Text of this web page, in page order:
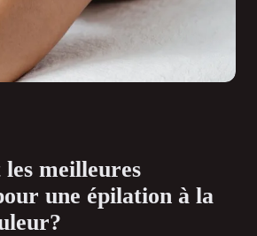
les meilleures
une épilation à la